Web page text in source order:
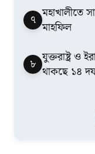
৭ মহাখালীতে
মাহফিল
৮ যুক্তরাষ্ট্র ও
থাকছে ১৪